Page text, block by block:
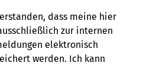
dass meine hier
zur internen
elektronisch
werden. Ich kann